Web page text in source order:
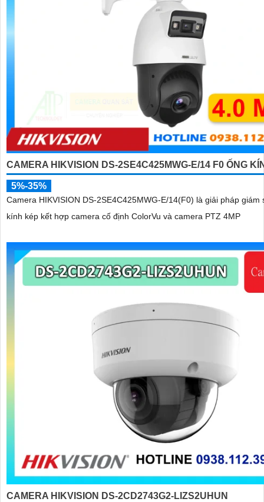
CAMERA HIKVISION DS-2SE4C425MWG-E/14 F0 ỐNG
5%-35%
Camera HIKVISION DS-2SE4C425MWG-E/14(F0) là giải pháp giám
kính kép kết hợp camera cố định ColorVu và camera PTZ 4MP
CAMERA HIKVISION DS-2CD2743G2-LIZS2UHUN